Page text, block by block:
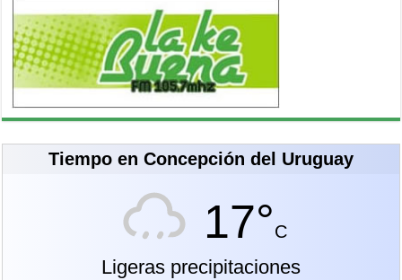
Tiempo en Concepción del Uruguay
17°C
Ligeras precipitaciones